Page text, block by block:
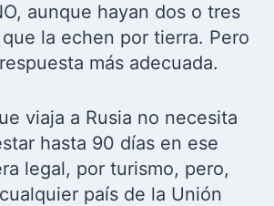
aunque hayan dos o tres
la echen por tierra. Pero
más adecuada.
viaja a Rusia no necesita
hasta 90 días en ese
legal, por turismo, pero,
país de la Unión